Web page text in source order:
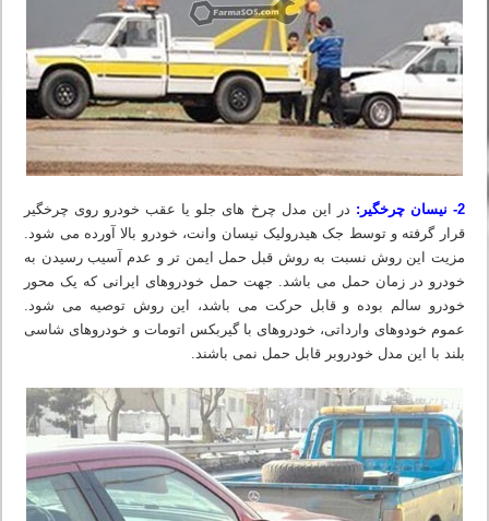
2- نیسان چرخگیر:
در این مدل چرخ های جلو یا عقب خودرو روی چرخگیر
قرار گرفته و توسط جک هیدرولیک نیسان وانت، خودرو بالا آورده می شود.
مزیت این روش نسبت به روش قبل حمل ایمن تر و عدم آسیب رسیدن به
خودرو در زمان حمل می باشد. جهت حمل خودروهای ایرانی که یک محور
خودرو سالم بوده و قابل حرکت می باشد، این روش توصیه می شود.
عموم خودوهای وارداتی، خودروهای با گیربکس اتومات و خودروهای شاسی
بلند با این مدل خودروبر قابل حمل نمی باشند.